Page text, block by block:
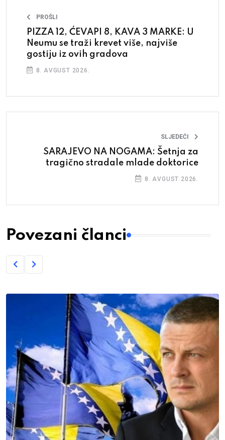
PROŠLI
PIZZA 12, ĆEVAPI 8, KAVA 3 MARKE: U
Neumu se traži krevet više, najviše
gostiju iz ovih gradova
8. AVGUST 2026.
SLJEDEĆI
SARAJEVO NA NOGAMA: Šetnja za
tragično stradale mlade doktorice
8. AVGUST 2026.
Povezani članci